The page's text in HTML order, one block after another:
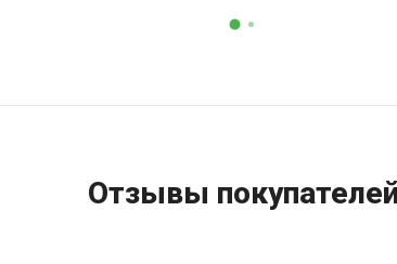
Отзывы покупателей